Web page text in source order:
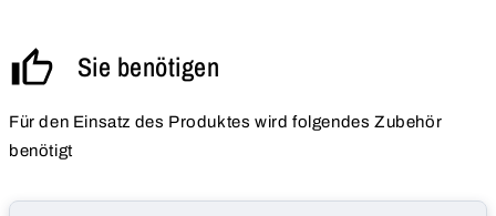
Sie benötigen
Für den Einsatz des Produktes wird folgendes Zubehör
benötigt